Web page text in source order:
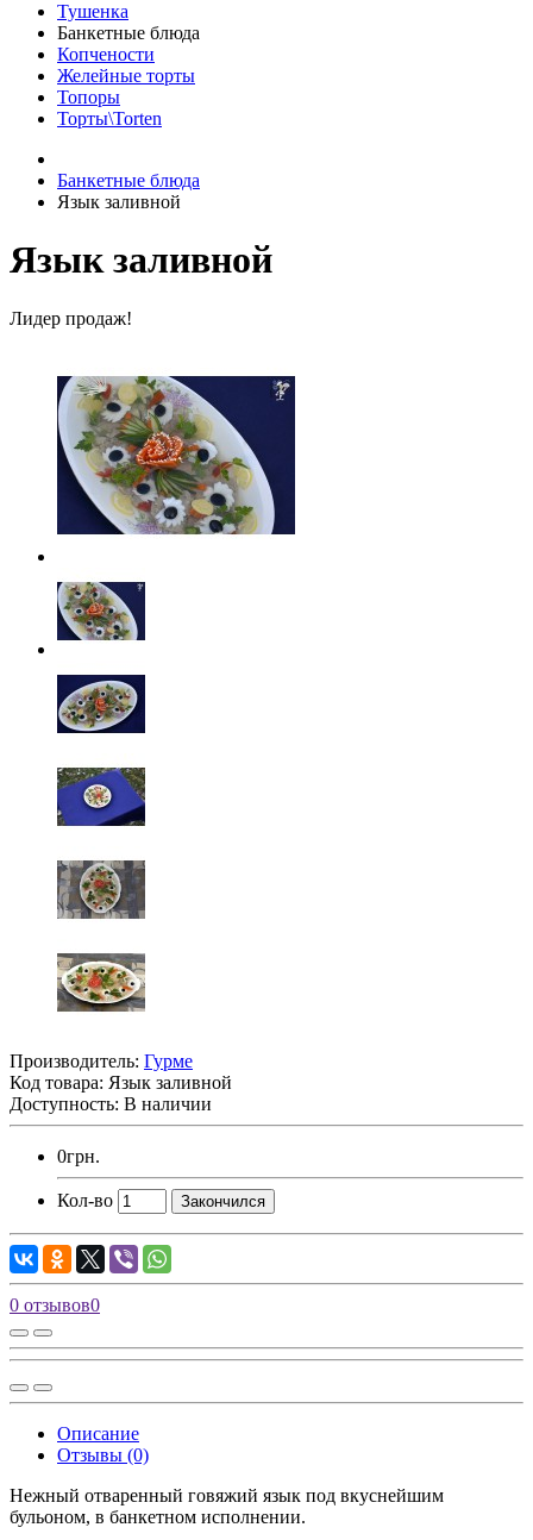
Тушенка
Банкетные блюда
Копчености
Желейные торты
Топоры
Торты\Torten
Банкетные блюда
Язык заливной
Язык заливной
Лидер продаж!
Производитель: Гурме
Код товара: Язык заливной
Доступность: В наличии
0грн.
Кол-во Закончился
0 отзывов0
Описание
Отзывы (0)
Нежный отваренный говяжий язык под вкуснейшим
бульоном, в банкетном исполнении.